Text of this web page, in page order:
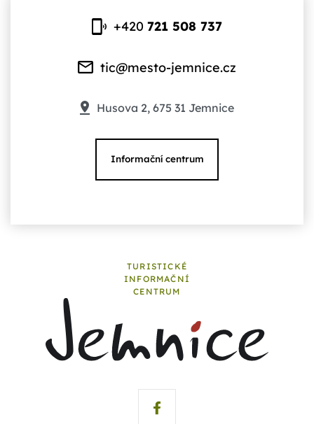
+420721 508 737
tic@mesto-jemnice.cz
Husova 2, 675 31 Jemnice
Informační centrum
TURISTICKÉ
INFORMAČNÍ
CENTRUM